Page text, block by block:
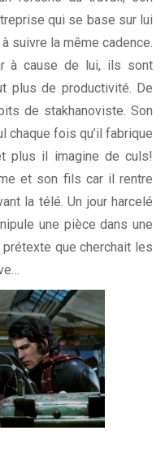
qui se base sur lui
suivre la même cadence.
à cause de lui, ils sont
plus de productivité. De
de stakhanoviste. Son
chaque fois qu’il fabrique
plus il imagine de culs!
et son fils car il rentre
la télé. Un jour harcelé
une pièce dans une
que cherchait les